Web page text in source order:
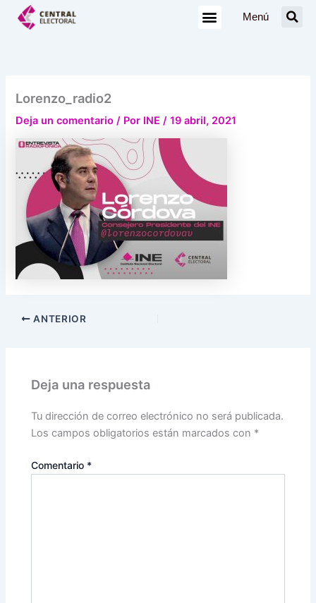
Menú
Lorenzo_radio2
Deja un comentario / Por INE/19 abril, 2021
ANTERIOR
Deja una respuesta
Tu dirección de correo electrónico no será publicada.
Los campos obligatorios están marcados con *
Comentario *